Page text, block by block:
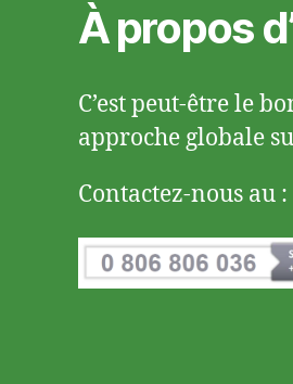
À propos
C’est peut-être le
approche globale
Contactez-nous au :